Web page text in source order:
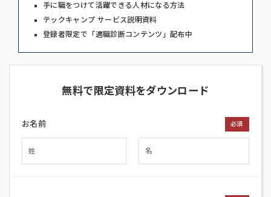
手に職をつけて活躍できる人材になる方法
テックキャンプ サービス説明資料
登録者限定で「適職診断コンテンツ」配布中
無料で限定資料をダウンロード
お名前 必須